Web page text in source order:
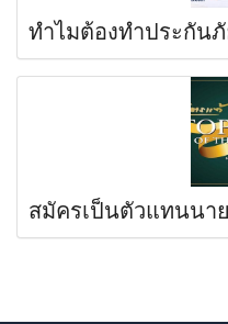
ทำไมต้องทำประกัน
สมัครเป็นตัวแทนนา